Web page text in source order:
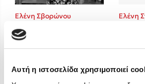
Αυτή η ιστοσελίδα χρησιμοποιεί
Ali Hazelwood
Cori Doerrfeld
Pierdomenico Baccalario
Δανάη Ιμπραχήμ
Ελένη Σβορώνου Ελένη